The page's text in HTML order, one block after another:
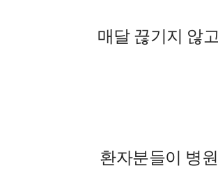
매달 끊기지 않
환자분들이 병